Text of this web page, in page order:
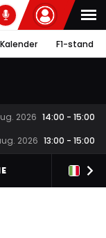
Kalender F1-stand
2026 14:00 - 15:00
2026 13:00 - 15:00